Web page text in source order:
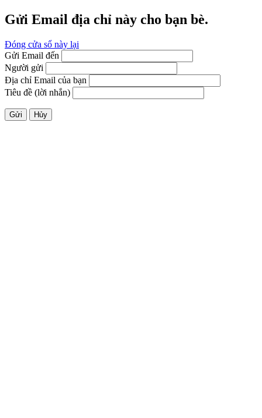
Gửi Email địa chỉ này cho bạn bè.
Đóng cửa sổ này lại
Gửi Email đến
Người gửi
Địa chỉ Email của bạn
Tiêu đề (lời nhắn)
Gửi Hủy